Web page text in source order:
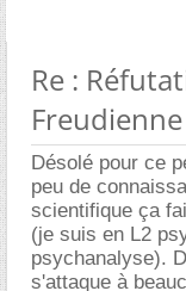
Re :
Désolé pour ce
peu de
scientifique ça
(je suis en L2
psychanalyse).
s'attaque à